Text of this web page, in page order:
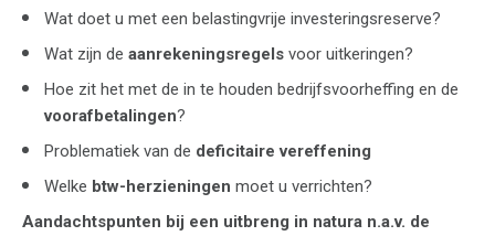
Wat doet u met een belastingvrije investeringsreserve?
Wat zijn de aanrekeningsregels voor uitkeringen?
Hoe zit het met de in te houden bedrijfsvoorheffing en de
voorafbetalingen?
Problematiek van de deficitaire vereffening
Welke btw-herzieningen moet u verrichten?
Aandachtspunten bij een uitbreng in natura n.a.v. de